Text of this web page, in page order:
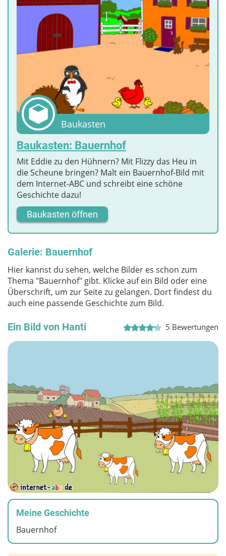
Baukasten
Baukasten: Bauernhof
Mit Eddie zu den Hühnern? Mit Flizzy das Heu in
die Scheune bringen? Malt ein Bauernhof-Bild mit
dem Internet-ABC und schreibt eine schöne
Geschichte dazu!
Baukasten öffnen
Galerie: Bauernhof
Hier kannst du sehen, welche Bilder es schon zum
Thema "Bauernhof" gibt. Klicke auf ein Bild oder eine
Überschrift, um zur Seite zu gelangen. Dort findest du
auch eine passende Geschichte zum Bild.
Ein Bild von Hanti 5 Bewertungen
Meine Geschichte
Bauernhof